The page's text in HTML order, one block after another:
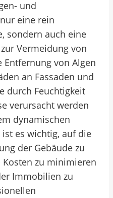
und
eine rein
sondern auch eine
Vermeidung von
Entfernung von Algen
an Fassaden und
durch Feuchtigkeit
verursacht werden
dynamischen
es wichtig, auf die
der Gebäude zu
zu minimieren
Immobilien zu